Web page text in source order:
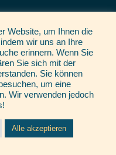
Website, um Ihnen die
wir uns an Ihre
erinnern. Wenn Sie
Sie sich mit der
Sie können
um eine
Wir verwenden jedoch
Alle akzeptieren